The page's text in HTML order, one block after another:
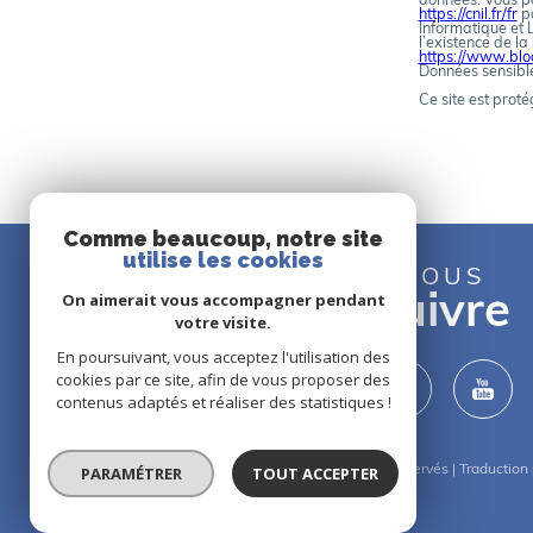
c
o
r
d
https://cnil.fr/fr
Informatique et
l’existence de
https://
Données
Ce site est
NOUS
suivre
© 2026 | Tous droits réservés | Traduction
Comme beaucoup, notre site
utilise les cookies
On aimerait vous accompagner pendant
votre visite.
En poursuivant, vous acceptez l'utilisation des
cookies par ce site, afin de vous proposer des
contenus adaptés et réaliser des statistiques !
PARAMÉTRER TOUT ACCEPTER